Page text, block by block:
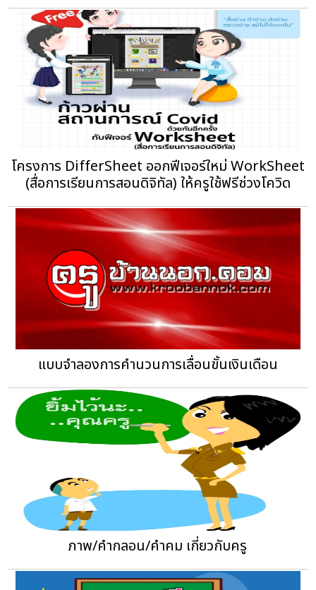
โครงการ DifferSheet ออกฟีเจอร์ใหม่ WorkSheet
(สื่อการเรียนการสอนดิจิทัล) ให้ครูใช้ฟรีช่วงโควิด
แบบจำลองการคำนวนการเลื่อนขั้นเงินเดือน
ภาพ/คำกลอน/คำคม เกี่ยวกับครู